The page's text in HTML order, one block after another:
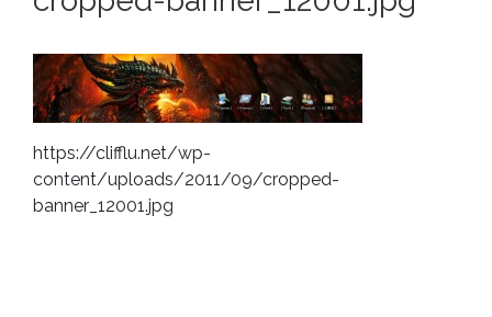
https://clifflu.net/wp-
content/uploads/2011/09/cropped-
banner_12001.jpg